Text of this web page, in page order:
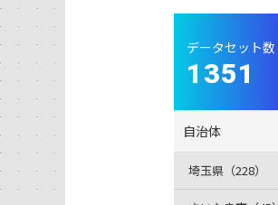
データセット数
1351
自治体
埼玉県（228）